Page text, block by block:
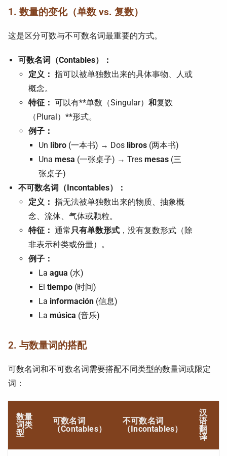
1. 数量的变化（单数 vs. 复数）
这是区分可数与不可数名词最重要的方式。
可数名词（Contables）：
定义： 指可以被单独数出来的具体事物、人或
概念。
特征： 可以有**单数（Singular） 和复数
（Plural）**形式。
例子：
Un libro (一本书) → Dos libros (两本书)
Una mesa (一张桌子) → Tres mesas (三
张桌子)
不可数名词（Incontables）：
定义： 指无法被单独数出来的物质、抽象概
念、流体、气体或颗粒。
特征： 通常只有单数形式 ，没有复数形式（除
非表示种类或份量）。
例子：
La agua (水)
El tiempo (时间)
La información (信息)
La música (音乐)
2. 与数量词的搭配
可数名词和不可数名词需要搭配不同类型的数量词或限定
词：
数量
词类
型
可数名词
（Contables）
不可数名词
（Incontables）
汉
语
翻
译